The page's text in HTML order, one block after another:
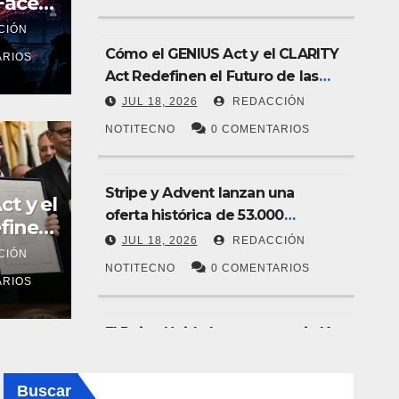
lanza su propia IA
apoyo de bancos
NOTITECNO
y el
Cómo el GENIUS Act y el CLARITY
Act Redefinen el Futuro de las
Stablecoins y la Tokenización.
JUL 18, 2026 REDACCIÓN
NOTITECNO 0 COMENTARIOS
Stripe y Advent lanzan una
oferta histórica de 53.000
millones de dólares para
comprar PayPal
JUL 18, 2026 REDACCIÓN
NOTITECNO 0 COMENTARIOS
El Reino Unido lanza su propia IA
Buscar